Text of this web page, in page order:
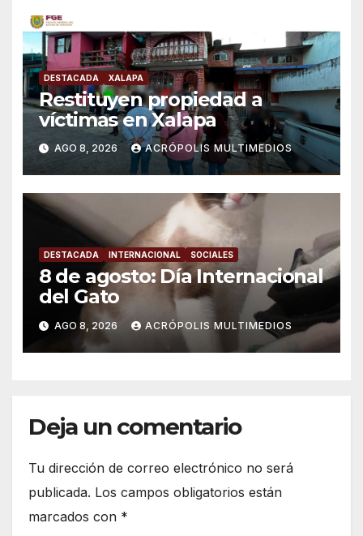
DESTACADA XALAPA
Restituyen propiedad a
víctimas en Xalapa
AGO 8, 2026 ACRÓPOLIS MULTIMEDIOS
DESTACADA INTERNACIONAL SOCIALES
8 de agosto: Día Internacional
del Gato
AGO 8, 2026 ACRÓPOLIS MULTIMEDIOS
Deja un comentario
Tu dirección de correo electrónico no será
publicada. Los campos obligatorios están
marcados con *